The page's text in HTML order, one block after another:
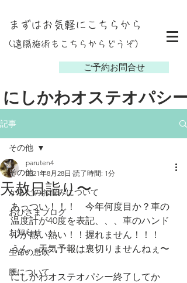
ご予約お問合せ
にしかわオステオパシー
まずはお気軽にこちらから
(遠隔施術もこちらからどうぞ）
記事
その他
からだのお悩みについて
おひさまブログ
お知らせ
生命の息吹
腰について
その他
天赦日詣り〜
paruten4
2021年8月28日 読了時間: 1分
あっつい！！！　今年何度目か？車の
温度計が40度を表記、、、車のハンド
ルが熱い熱い！！握れません！！！
うん　天気予報は裏切りませんねぇ〜
にしかわオステオパシー終了してか